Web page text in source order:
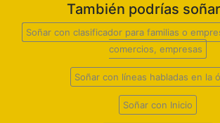
También podrías
Soñar con clasificador para familias o
comercios, empresas
Soñar con líneas habladas en la
Soñar con Inicio